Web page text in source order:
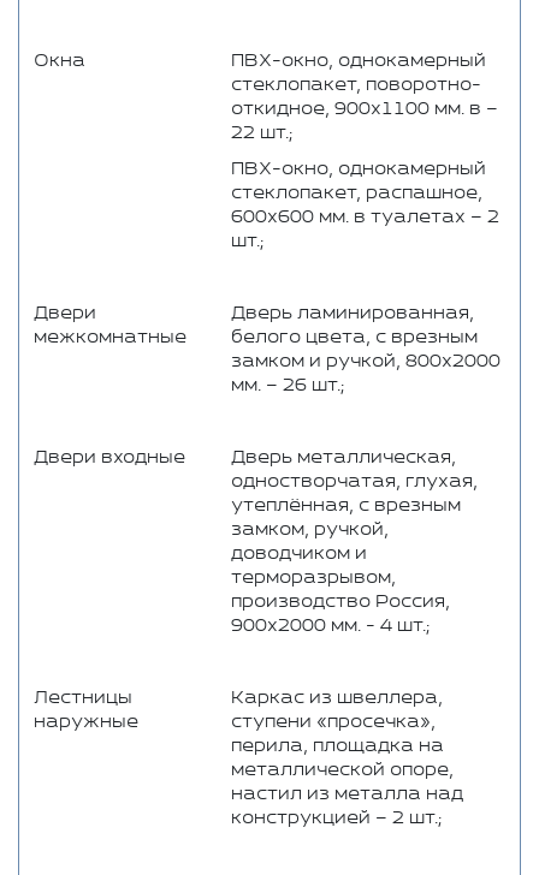
Окна
ПВХ-окно, однокамерный
стеклопакет, поворотно-
откидное, 900х1100 мм. в –
22 шт.;
ПВХ-окно, однокамерный
стеклопакет, распашное,
600х600 мм. в туалетах – 2
шт.;
Двери
межкомнатные
Дверь ламинированная,
белого цвета, с врезным
замком и ручкой, 800х2000
мм. – 26 шт.;
Двери входные
Дверь металлическая,
одностворчатая, глухая,
утеплённая, с врезным
замком, ручкой,
доводчиком и
терморазрывом,
производство Россия,
900x2000 мм. - 4 шт.;
Лестницы
наружные
Каркас из швеллера,
ступени «просечка»,
перила, площадка на
металлической опоре,
настил из металла над
конструкцией – 2 шт.;